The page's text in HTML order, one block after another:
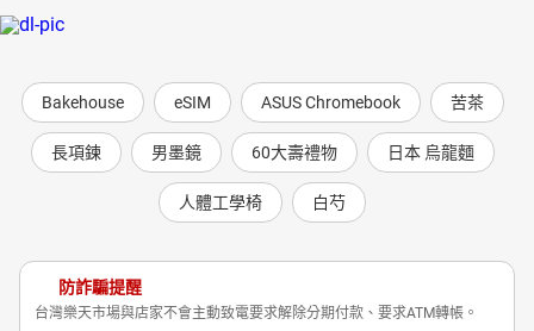
Bakehouse eSIM ASUS Chromebook 苦茶
長項鍊 男墨鏡 60大壽禮物 日本 烏龍麵
人體工學椅 白芍
防詐騙提醒
台灣樂天市場與店家不會主動致電要求解除分期付款、要求ATM轉帳。